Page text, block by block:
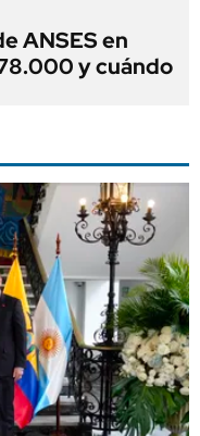
ANSES en
y cuándo